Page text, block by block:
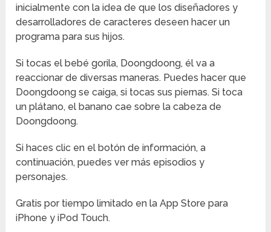
inicialmente con la idea de que los diseñadores y
desarrolladores de caracteres deseen hacer un
programa para sus hijos.
Si tocas el bebé gorila, Doongdoong, él va a
reaccionar de diversas maneras. Puedes hacer que
Doongdoong se caiga, si tocas sus piernas. Si toca
un plátano, el banano cae sobre la cabeza de
Doongdoong.
Si haces clic en el botón de información, a
continuación, puedes ver más episodios y
personajes.
Gratis por tiempo limitado en la App Store para
iPhone y iPod Touch.